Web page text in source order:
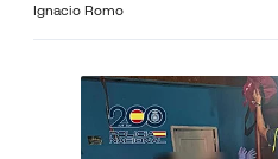
Ignacio Romo